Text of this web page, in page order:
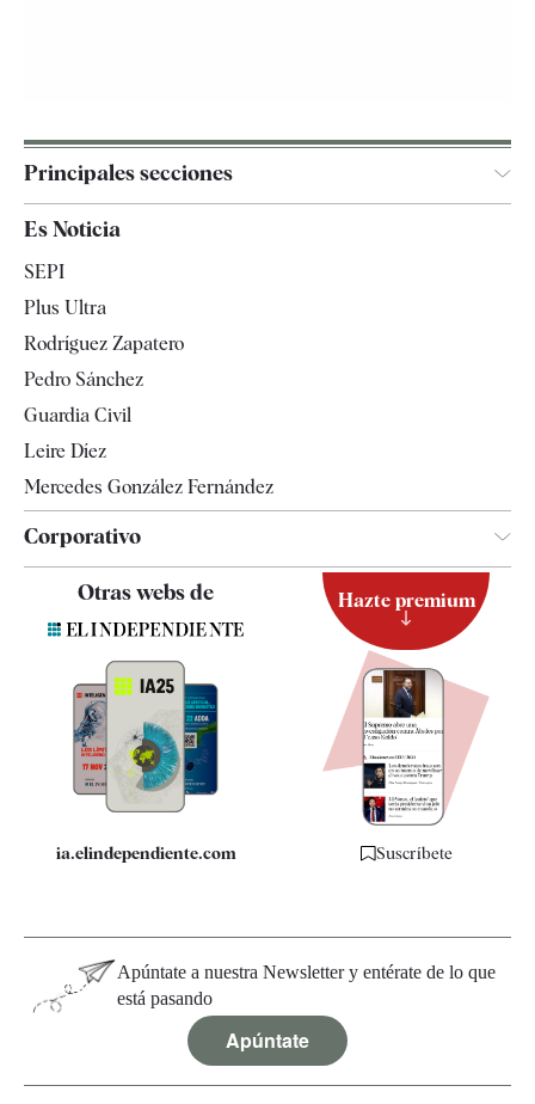
Principales secciones
España
Televisión
Es Noticia
SEPI
Plus Ultra
Rodríguez Zapatero
Pedro Sánchez
Guardia Civil
Leire Díez
Mercedes González Fernández
Corporativo
Contacto
Quiénes somos
Especificaciones
Otras webs de
ia.elindependiente.com
Hazte premium
Suscríbete
Apúntate a nuestra Newsletter y entérate de lo que
está pasando
Apúntate